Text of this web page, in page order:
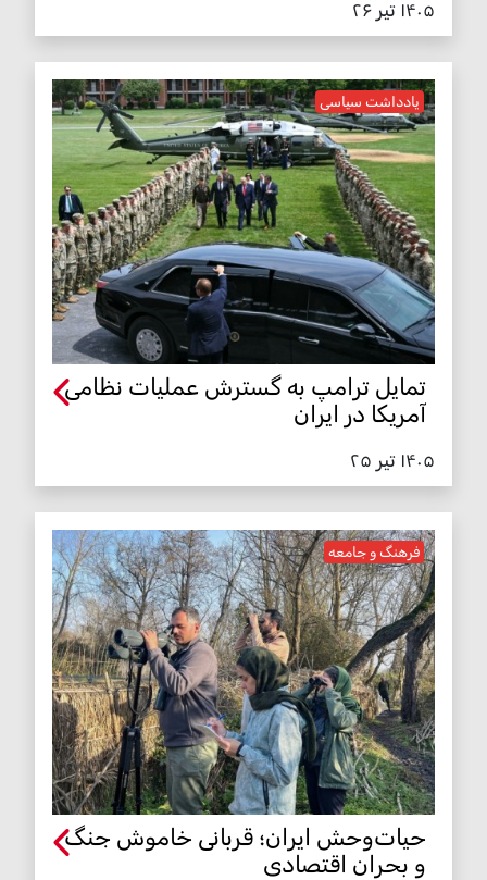
۱۴۰۵ تیر ۲۶
یادداشت سیاسی
تمایل ترامپ به گسترش عملیات نظامی
آمریکا در ایران
۱۴۰۵ تیر ۲۵
فرهنگ و جامعه
حیات‌وحش ایران؛ قربانی خاموش جنگ
و بحران اقتصادی